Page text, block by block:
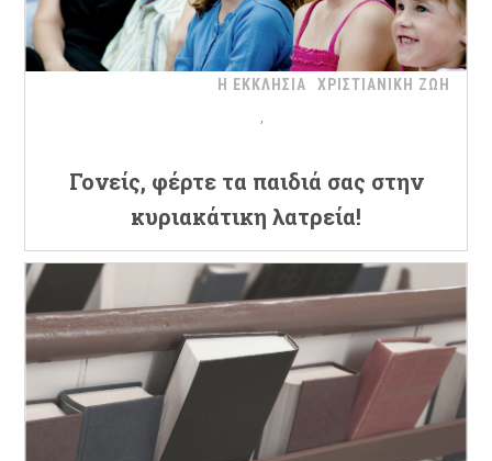
Η ΕΚΚΛΗΣΙΑ ΧΡΙΣΤΙΑΝΙΚΗ ΖΩΗ
Γονείς, φέρτε τα παιδιά σας στην
κυριακάτικη λατρεία!